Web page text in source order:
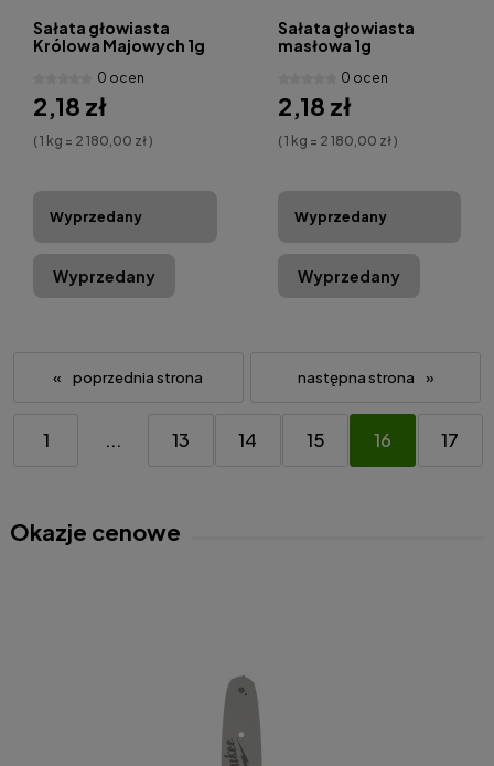
Sałata głowiasta
Królowa Majowych 1g
0 ocen
2,18 zł
( 1 kg = 2 180,00 zł )
Wyprzedany
Wyprzedany
Sałata głowiasta
masłowa 1g
0 ocen
2,18 zł
( 1 kg = 2 180,00 zł )
Wyprzedany
Wyprzedany
«
1 ... 13 14 15 16 17
»
Okazje cenowe